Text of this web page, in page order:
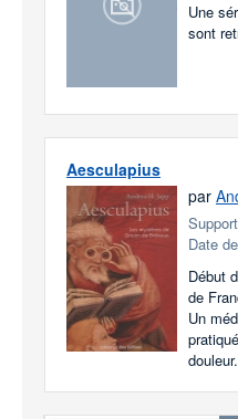
Une
sont
Aesculapius
par
Date
Début
de
Un
douleur.